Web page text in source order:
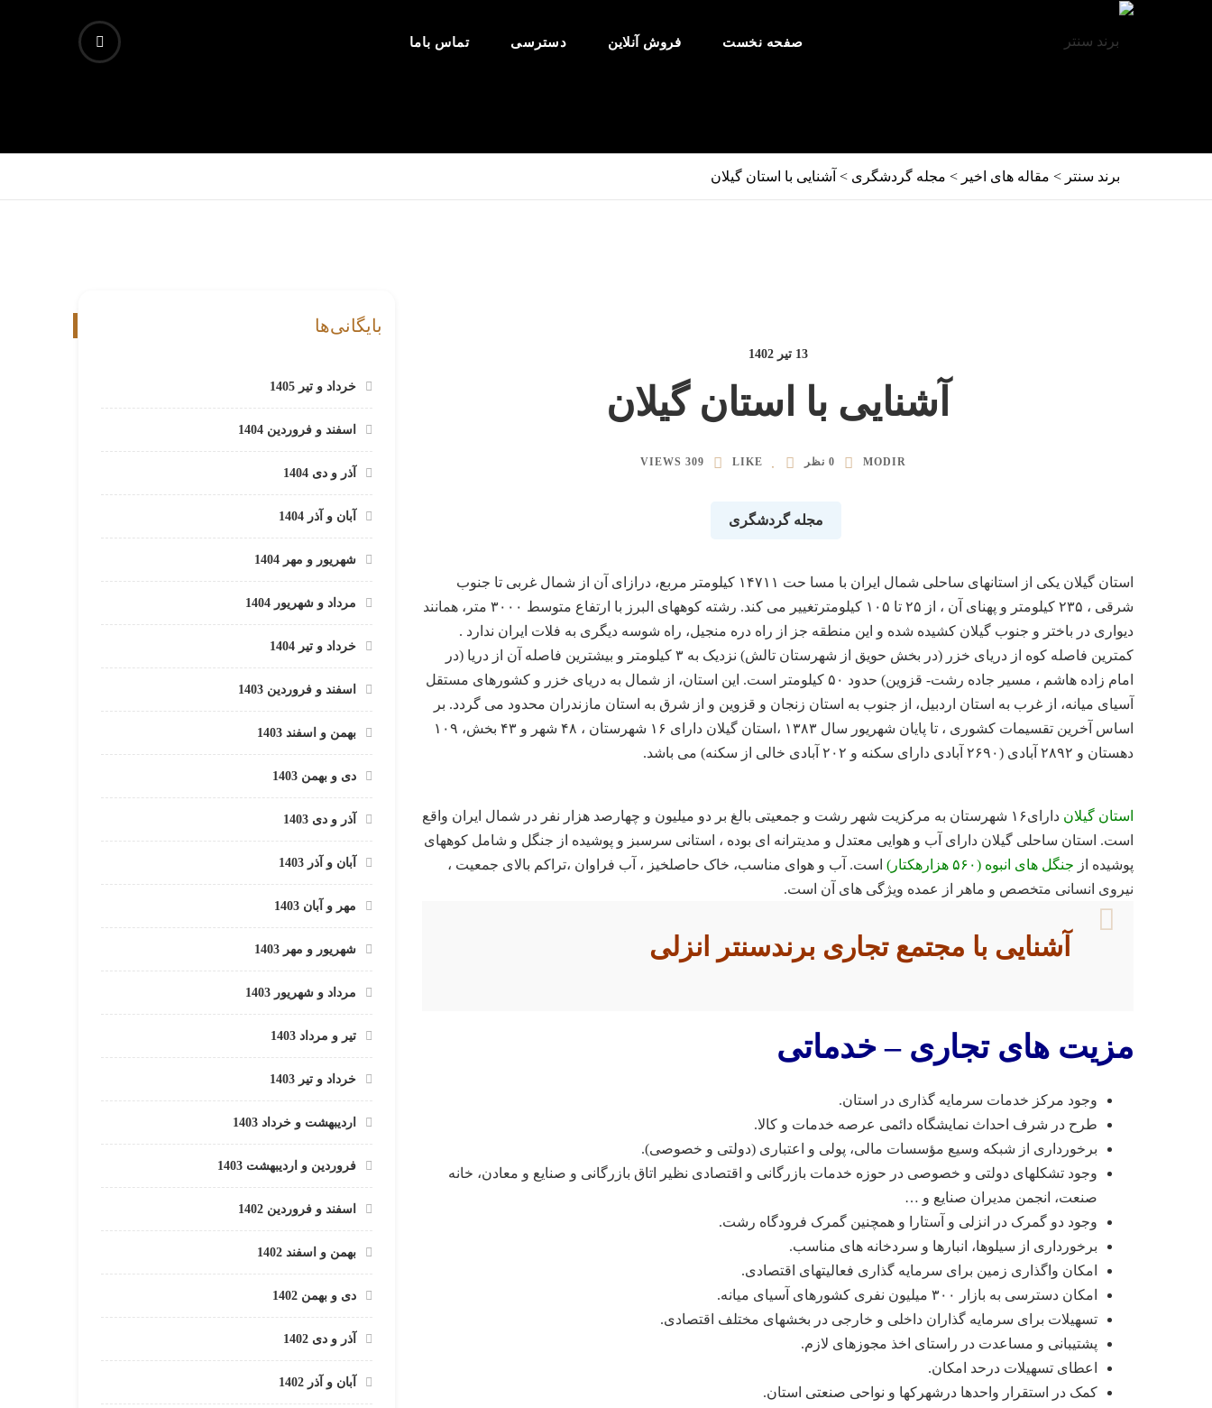
صفحه نخست فروش آنلاین دسترسی تماس باما
برند سنتر > مقاله های اخیر > مجله گردشگری > آشنایی با استان گیلان
13 تیر 1402
آشنایی با استان گیلان
MODIR 0 نظر LIKE
309 VIEWS
مجله گردشگری
استان گیلان یکی از استانهای ساحلی شمال ایران با مسا حت ۱۴۷۱۱ کیلومتر مربع، درازای آن از شمال غربی تا جنوب
شرقی ، ۲۳۵ کیلومتر و پهنای آن ، از ۲۵ تا ۱۰۵ کیلومترتغییر می کند. رشته کوههای البرز با ارتفاع متوسط ۳۰۰۰ متر، همانند
دیواری در باختر و جنوب گیلان کشیده شده و این منطقه جز از راه دره منجیل، راه شوسه دیگری به فلات ایران ندارد .
کمترین فاصله کوه از دریای خزر (در بخش حویق از شهرستان تالش) نزدیک به ۳ کیلومتر و بیشترین فاصله آن از دریا (در
امام زاده هاشم ، مسیر جاده رشت- قزوین) حدود ۵۰ کیلومتر است. این استان، از شمال به دریای خزر و کشورهای مستقل
آسیای میانه، از غرب به استان اردبیل، از جنوب به استان زنجان و قزوین و از شرق به استان مازندران محدود می گردد. بر
اساس آخرین تقسیمات کشوری ، تا پایان شهریور سال ۱۳۸۳ ،استان گیلان دارای ۱۶ شهرستان ، ۴۸ شهر و ۴۳ بخش، ۱۰۹
دهستان و ۲۸۹۲ آبادی (۲۶۹۰ آبادی دارای سکنه و ۲۰۲ آبادی خالی از سکنه) می باشد.
استان گیلان
دارای۱۶ شهرستان به مرکزیت شهر رشت و جمعیتی بالغ بر دو میلیون و چهارصد هزار نفر در شمال ایران واقع
است. استان ساحلی گیلان دارای آب و هوایی معتدل و مدیترانه ای بوده ، استانی سرسبز و پوشیده از جنگل و شامل کوههای
پوشیده از جنگل های انبوه (۵۶۰ هزارهکتار)
است. آب و هوای مناسب، خاک حاصلخیز ، آب فراوان ،تراکم بالای جمعیت ،
نیروی انسانی متخصص و ماهر از عمده ویژگی های آن است.
آشنایی با مجتمع تجاری برندسنتر انزلی
مزیت های تجاری – خدماتی
وجود مرکز خدمات سرمایه گذاری در استان.
طرح در شرف احداث نمایشگاه دائمی عرصه خدمات و کالا.
برخورداری از شبکه وسیع مؤسسات مالی، پولی و اعتباری (دولتی و خصوصی).
وجود تشکلهای دولتی و خصوصی در حوزه خدمات بازرگانی و اقتصادی نظیر اتاق بازرگانی و صنایع و معادن، خانه
صنعت، انجمن مدیران صنایع و …
وجود دو گمرک در انزلی و آستارا و همچنین گمرک فرودگاه رشت.
برخورداری از سیلوها، انبارها و سردخانه های مناسب.
امکان واگذاری زمین برای سرمایه گذاری فعالیتهای اقتصادی.
امکان دسترسی به بازار ۳۰۰ میلیون نفری کشورهای آسیای میانه.
تسهیلات برای سرمایه گذاران داخلی و خارجی در بخشهای مختلف اقتصادی.
پشتیبانی و مساعدت در راستای اخذ مجوزهای لازم.
اعطای تسهیلات درحد امکان.
کمک در استقرار واحدها درشهرکها و نواحی صنعتی استان.
بایگانی‌ها
خرداد و تیر 1405
اسفند و فروردین 1404
آذر و دی 1404
آبان و آذر 1404
شهریور و مهر 1404
مرداد و شهریور 1404
خرداد و تیر 1404
اسفند و فروردین 1403
بهمن و اسفند 1403
دی و بهمن 1403
آذر و دی 1403
آبان و آذر 1403
مهر و آبان 1403
شهریور و مهر 1403
مرداد و شهریور 1403
تیر و مرداد 1403
خرداد و تیر 1403
اردیبهشت و خرداد 1403
فروردین و اردیبهشت 1403
اسفند و فروردین 1402
بهمن و اسفند 1402
دی و بهمن 1402
آذر و دی 1402
آبان و آذر 1402